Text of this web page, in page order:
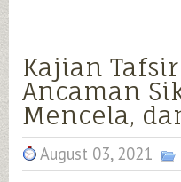
Kajian
Ancaman
Mencela,
August 03, 2021